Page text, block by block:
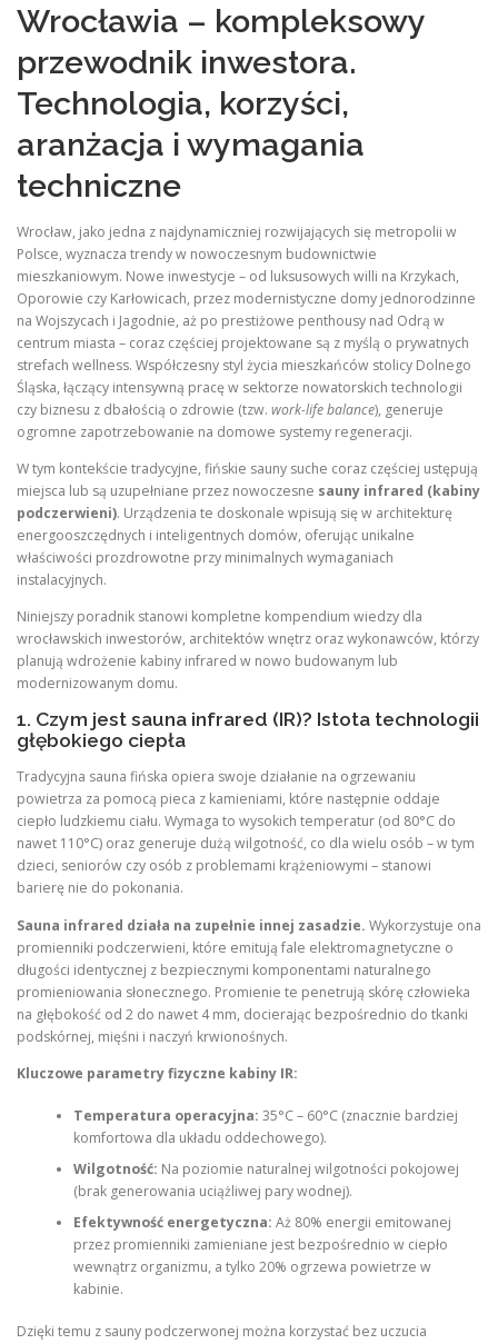
Wrocławia – kompleksowy
przewodnik inwestora.
Technologia, korzyści,
aranżacja i wymagania
techniczne
Wrocław, jako jedna z najdynamiczniej rozwijających się metropolii w
Polsce, wyznacza trendy w nowoczesnym budownictwie
mieszkaniowym. Nowe inwestycje – od luksusowych willi na Krzykach,
Oporowie czy Karłowicach, przez modernistyczne domy jednorodzinne
na Wojszycach i Jagodnie, aż po prestiżowe penthousy nad Odrą w
centrum miasta – coraz częściej projektowane są z myślą o prywatnych
strefach wellness. Współczesny styl życia mieszkańców stolicy Dolnego
Śląska, łączący intensywną pracę w sektorze nowatorskich technologii
czy biznesu z dbałością o zdrowie (tzw. work-life balance), generuje
ogromne zapotrzebowanie na domowe systemy regeneracji.
W tym kontekście tradycyjne, fińskie sauny suche coraz częściej ustępują
miejsca lub są uzupełniane przez nowoczesne sauny infrared (kabiny
podczerwieni). Urządzenia te doskonale wpisują się w architekturę
energooszczędnych i inteligentnych domów, oferując unikalne
właściwości prozdrowotne przy minimalnych wymaganiach
instalacyjnych.
Niniejszy poradnik stanowi kompletne kompendium wiedzy dla
wrocławskich inwestorów, architektów wnętrz oraz wykonawców, którzy
planują wdrożenie kabiny infrared w nowo budowanym lub
modernizowanym domu.
1. Czym jest sauna infrared (IR)? Istota technologii
głębokiego ciepła
Tradycyjna sauna fińska opiera swoje działanie na ogrzewaniu
powietrza za pomocą pieca z kamieniami, które następnie oddaje
ciepło ludzkiemu ciału. Wymaga to wysokich temperatur (od 80°C do
nawet 110°C) oraz generuje dużą wilgotność, co dla wielu osób – w tym
dzieci, seniorów czy osób z problemami krążeniowymi – stanowi
barierę nie do pokonania.
Sauna infrared działa na zupełnie innej zasadzie. Wykorzystuje ona
promienniki podczerwieni, które emitują fale elektromagnetyczne o
długości identycznej z bezpiecznymi komponentami naturalnego
promieniowania słonecznego. Promienie te penetrują skórę człowieka
na głębokość od 2 do nawet 4 mm, docierając bezpośrednio do tkanki
podskórnej, mięśni i naczyń krwionośnych.
Kluczowe parametry fizyczne kabiny IR:
Temperatura operacyjna: 35°C – 60°C (znacznie bardziej
komfortowa dla układu oddechowego).
Wilgotność: Na poziomie naturalnej wilgotności pokojowej
(brak generowania uciążliwej pary wodnej).
Efektywność energetyczna: Aż 80% energii emitowanej
przez promienniki zamieniane jest bezpośrednio w ciepło
wewnątrz organizmu, a tylko 20% ogrzewa powietrze w
kabinie.
Dzięki temu z sauny podczerwonej można korzystać bez uczucia